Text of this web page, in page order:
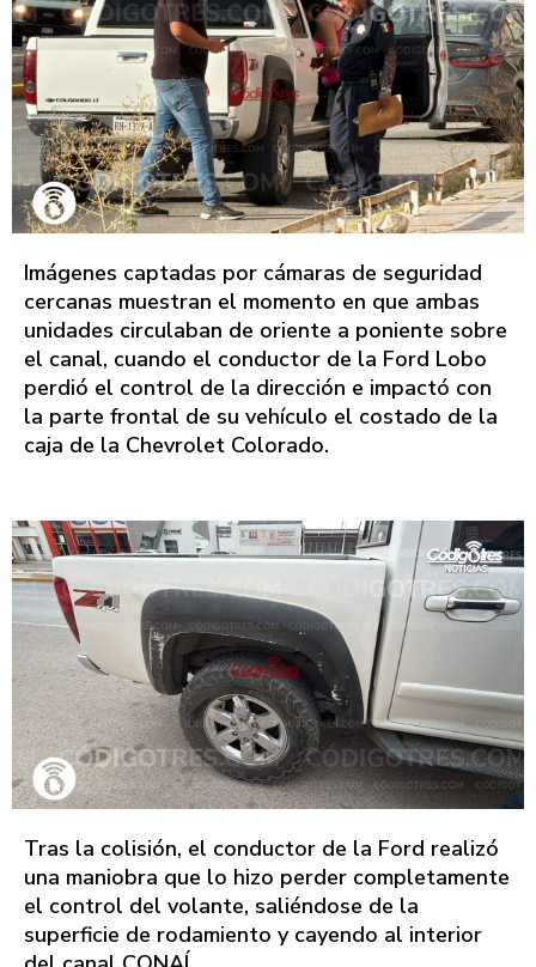
Imágenes captadas por cámaras de seguridad
cercanas muestran el momento en que ambas
unidades circulaban de oriente a poniente sobre
el canal, cuando el conductor de la Ford Lobo
perdió el control de la dirección e impactó con
la parte frontal de su vehículo el costado de la
caja de la Chevrolet Colorado.
Tras la colisión, el conductor de la Ford realizó
una maniobra que lo hizo perder completamente
el control del volante, saliéndose de la
superficie de rodamiento y cayendo al interior